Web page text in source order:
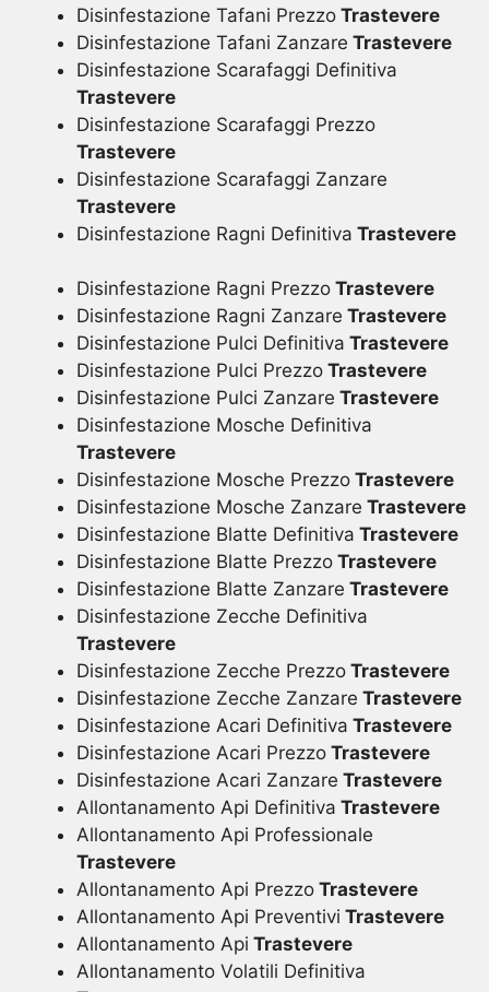
Disinfestazione Tafani Prezzo Trastevere
Disinfestazione Tafani Zanzare Trastevere
Disinfestazione Scarafaggi Definitiva
Trastevere
Disinfestazione Scarafaggi Prezzo
Trastevere
Disinfestazione Scarafaggi Zanzare
Trastevere
Disinfestazione Ragni Definitiva Trastevere
Disinfestazione Ragni Prezzo Trastevere
Disinfestazione Ragni Zanzare Trastevere
Disinfestazione Pulci Definitiva Trastevere
Disinfestazione Pulci Prezzo Trastevere
Disinfestazione Pulci Zanzare Trastevere
Disinfestazione Mosche Definitiva
Trastevere
Disinfestazione Mosche Prezzo Trastevere
Disinfestazione Mosche Zanzare Trastevere
Disinfestazione Blatte Definitiva Trastevere
Disinfestazione Blatte Prezzo Trastevere
Disinfestazione Blatte Zanzare Trastevere
Disinfestazione Zecche Definitiva
Trastevere
Disinfestazione Zecche Prezzo Trastevere
Disinfestazione Zecche Zanzare Trastevere
Disinfestazione Acari Definitiva Trastevere
Disinfestazione Acari Prezzo Trastevere
Disinfestazione Acari Zanzare Trastevere
Allontanamento Api Definitiva Trastevere
Allontanamento Api Professionale
Trastevere
Allontanamento Api Prezzo Trastevere
Allontanamento Api Preventivi Trastevere
Allontanamento Api Trastevere
Allontanamento Volatili Definitiva